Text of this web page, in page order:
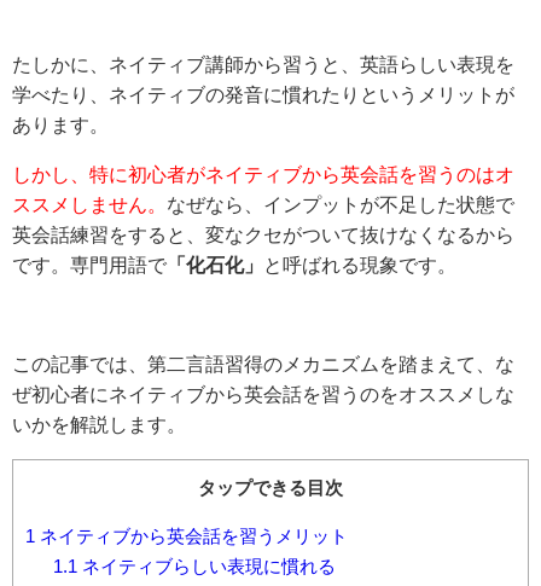
たしかに、ネイティブ講師から習うと、英語らしい表現を
学べたり、ネイティブの発音に慣れたりというメリットが
あります。
しかし、特に初心者がネイティブから英会話を習うのはオ
ススメしません。 なぜなら、インプットが不足した状態で
英会話練習をすると、変なクセがついて抜けなくなるから
です。専門用語で 「化石化」 と呼ばれる現象です。
この記事では、第二言語習得のメカニズムを踏まえて、な
ぜ初心者にネイティブから英会話を習うのをオススメしな
いかを解説します。
タップできる目次
1 ネイティブから英会話を習うメリット
1.1 ネイティブらしい表現に慣れる